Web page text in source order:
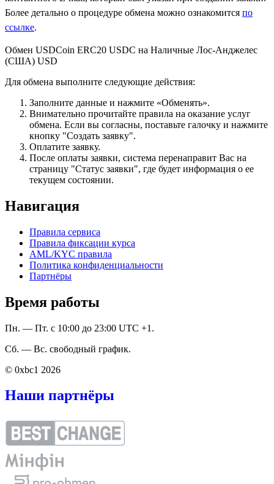
Более детально о процедуре обмена можно ознакомится по
ссылке.
Обмен USDCoin ERC20 USDC на Наличные Лос-Анджелес
(США) USD
Для обмена выполните следующие действия:
Заполните данные и нажмите «Обменять».
Внимательно прочитайте правила на оказание услуг
обмена. Если вы согласны, поставьте галочку и нажмите
кнопку "Создать заявку".
Оплатите заявку.
После оплаты заявки, система перенаправит Вас на
страницу "Статус заявки", где будет информация о ее
текущем состоянии.
Навигация
Правила сервиса
Правила фиксации курса
AML/KYC правила
Политика конфиденциальности
Партнёры
Время работы
Пн. — Пт. с 10:00 до 23:00 UTC +1.
Сб. — Вс. свободный график.
© 0xbc1 2026
Наши партнёры